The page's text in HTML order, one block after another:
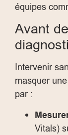
équipes
Avant
Intervenir
masquer
par :
Vitals)